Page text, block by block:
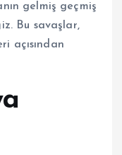
gelmiş geçmiş
Bu savaşlar,
açısından